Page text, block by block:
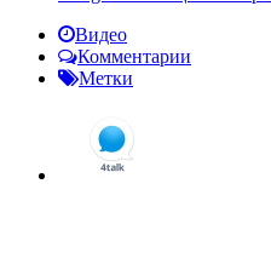
Видео
Комментарии
Метки